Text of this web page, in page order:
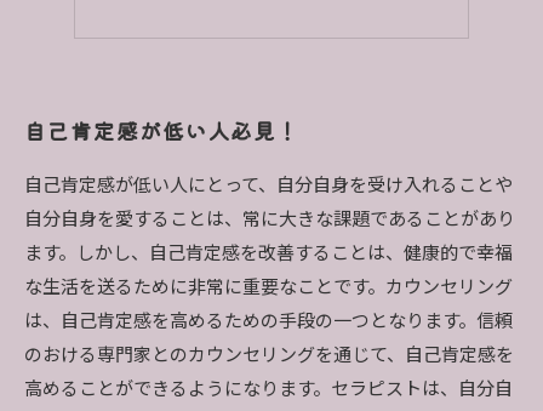
自己肯定感が低い人必見！
自己肯定感が低い人にとって、自分自身を受け入れることや
自分自身を愛することは、常に大きな課題であることがあり
ます。しかし、自己肯定感を改善することは、健康的で幸福
な生活を送るために非常に重要なことです。カウンセリング
は、自己肯定感を高めるための手段の一つとなります。信頼
のおける専門家とのカウンセリングを通じて、自己肯定感を
高めることができるようになります。セラピストは、自分自